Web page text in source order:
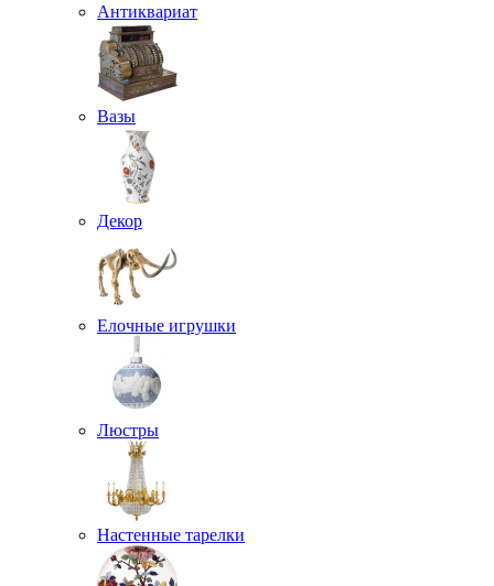
Антиквариат
Вазы
Декор
Елочные игрушки
Люстры
Настенные тарелки